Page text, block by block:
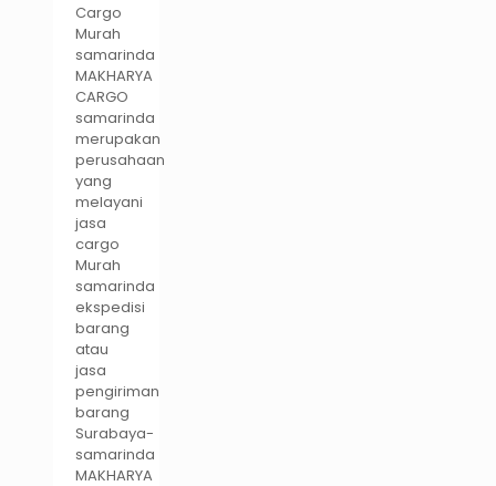
Cargo
Murah
samarinda
MAKHARYA
CARGO
samarinda
merupakan
perusahaan
yang
melayani
jasa
cargo
Murah
samarinda
ekspedisi
barang
atau
jasa
pengiriman
barang
Surabaya-
samarinda
MAKHARYA